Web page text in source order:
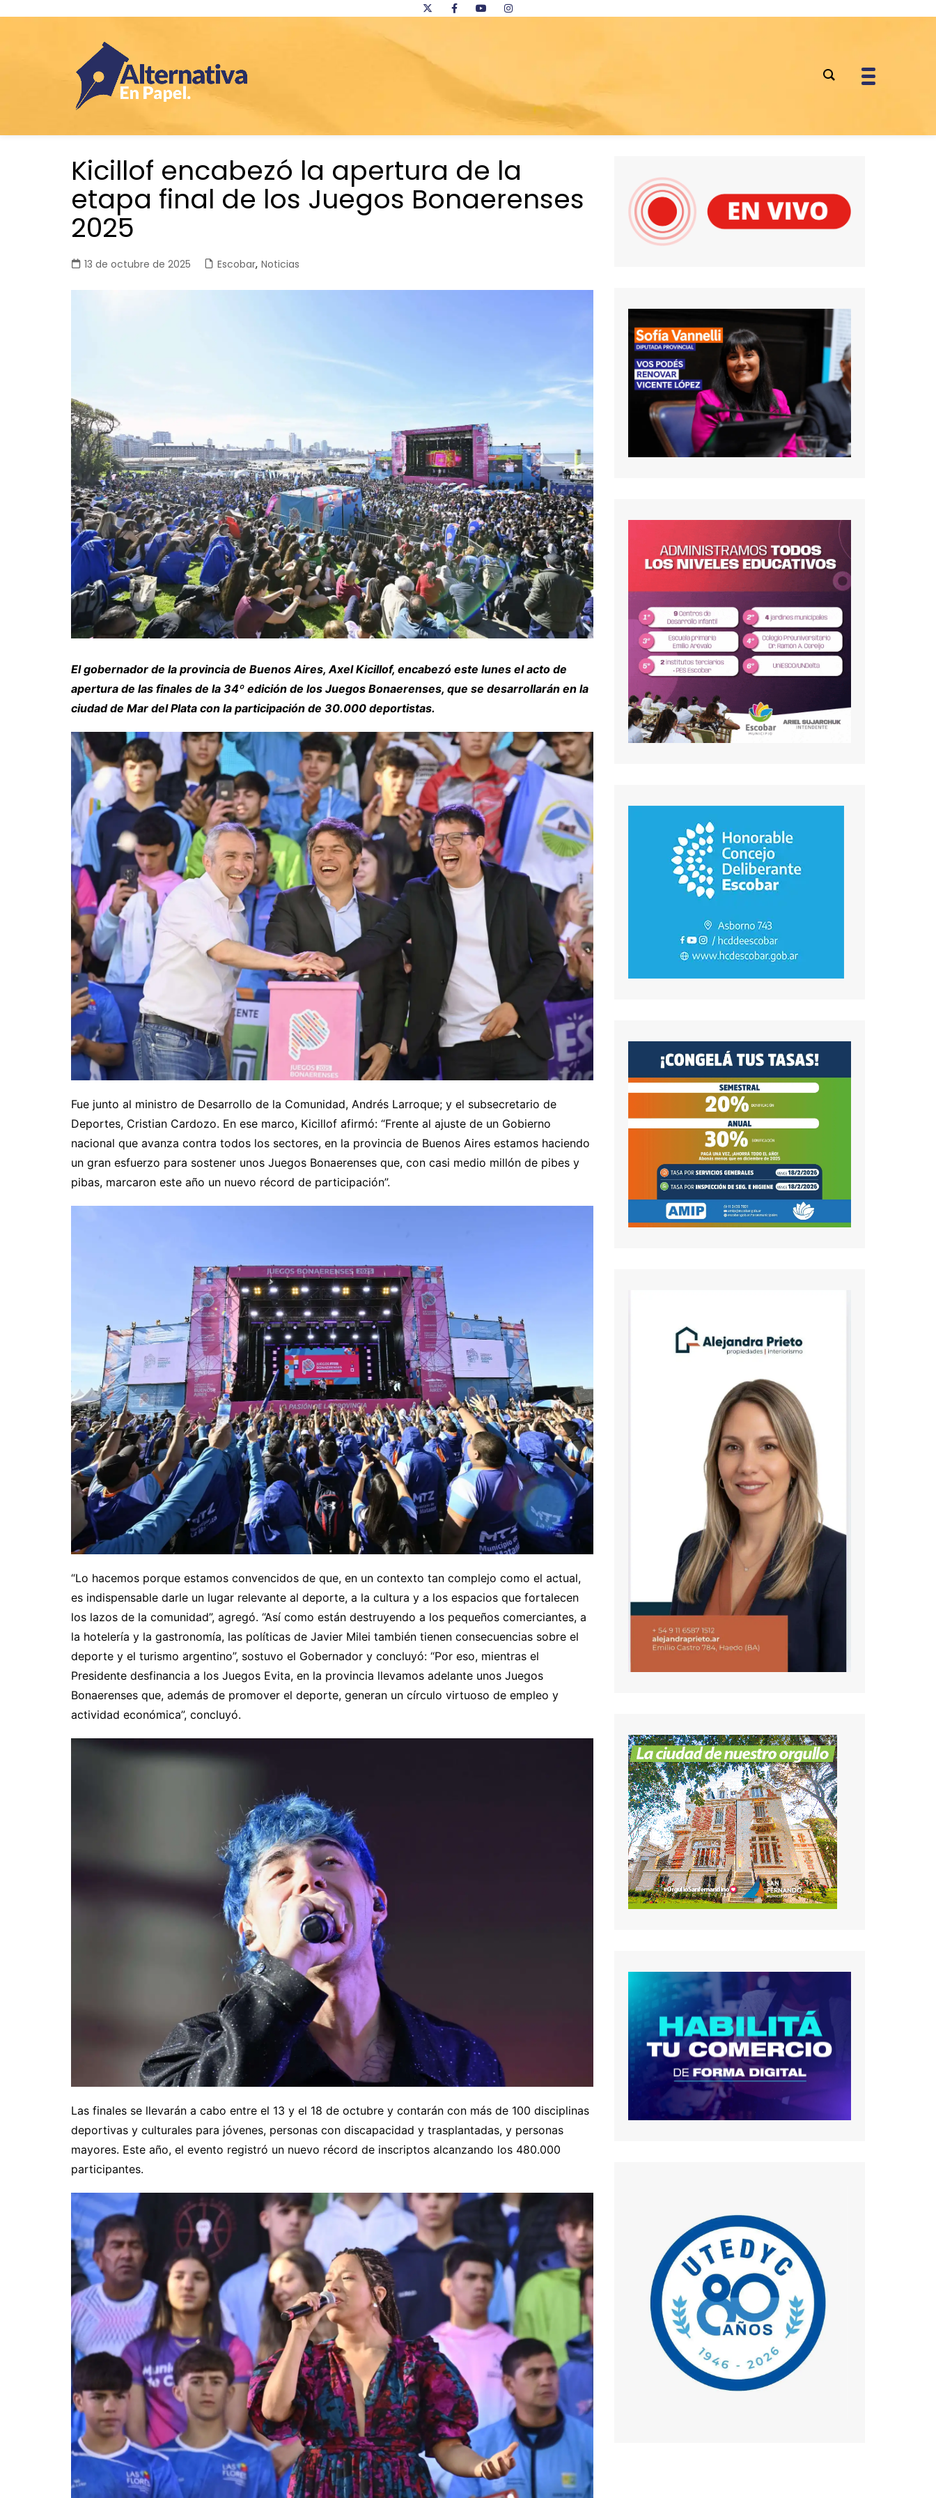
Kicillof encabezó la apertura de la
etapa final de los Juegos Bonaerenses
2025
13 de octubre de 2025 Escobar, Noticias
El gobernador de la provincia de Buenos Aires, Axel Kicillof, encabezó este lunes el acto de
apertura de las finales de la 34º edición de los Juegos Bonaerenses, que se desarrollarán en la
ciudad de Mar del Plata con la participación de 30.000 deportistas.
Fue junto al ministro de Desarrollo de la Comunidad, Andrés Larroque; y el subsecretario de
Deportes, Cristian Cardozo. En ese marco, Kicillof afirmó: “Frente al ajuste de un Gobierno
nacional que avanza contra todos los sectores, en la provincia de Buenos Aires estamos haciendo
un gran esfuerzo para sostener unos Juegos Bonaerenses que, con casi medio millón de pibes y
pibas, marcaron este año un nuevo récord de participación”.
“Lo hacemos porque estamos convencidos de que, en un contexto tan complejo como el actual,
es indispensable darle un lugar relevante al deporte, a la cultura y a los espacios que fortalecen
los lazos de la comunidad”, agregó. “Así como están destruyendo a los pequeños comerciantes, a
la hotelería y la gastronomía, las políticas de Javier Milei también tienen consecuencias sobre el
deporte y el turismo argentino”, sostuvo el Gobernador y concluyó: “Por eso, mientras el
Presidente desfinancia a los Juegos Evita, en la provincia llevamos adelante unos Juegos
Bonaerenses que, además de promover el deporte, generan un círculo virtuoso de empleo y
actividad económica”, concluyó.
Las finales se llevarán a cabo entre el 13 y el 18 de octubre y contarán con más de 100 disciplinas
deportivas y culturales para jóvenes, personas con discapacidad y trasplantadas, y personas
mayores. Este año, el evento registró un nuevo récord de inscriptos alcanzando los 480.000
participantes.